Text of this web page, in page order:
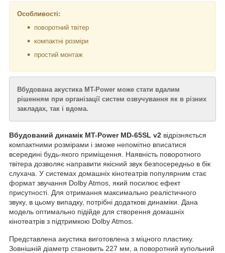
Особливості:
поворотний твітер
компактні розміри
простий монтаж
Вбудована акустика MT-Power може стати вдалим
рішенням при організації систем озвучування як в різних
закладах, так і вдома.
Вбудований динамік MT-Power MD-65SL v2 відрізняється
компактними розмірами і зможе непомітно вписатися
всередині будь-якого приміщення. Наявність поворотного
твітера дозволяє направити якісний звук безпосередньо в бік
слухача. У системах домашніх кінотеатрів популярним стає
формат звучання Dolby Atmos, який посилює ефект
присутності. Для отримання максимально реалістичного
звуку, в цьому випадку, потрібні додаткові динаміки. Дана
модель оптимально підійде для створення домашніх
кінотеатрів з підтримкою Dolby Atmos.
Представлена акустика виготовлена з міцного пластику.
Зовнішній діаметр становить 227 мм, а поворотний купольний